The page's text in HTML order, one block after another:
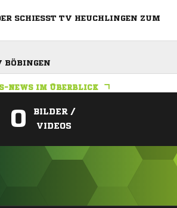
SCHIESST TV HEUCHLINGEN ZUM S
BÖBINGEN
NEWS IM ÜBERBLICK
0
BILDER /
VIDEOS